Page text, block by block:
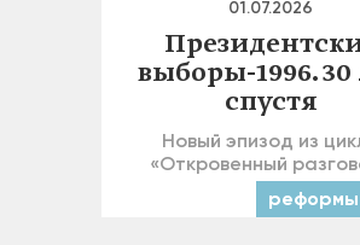
01.07.2026
выборы-1996. 30
спустя
Новый эпизод из
«Откровенный
реформы